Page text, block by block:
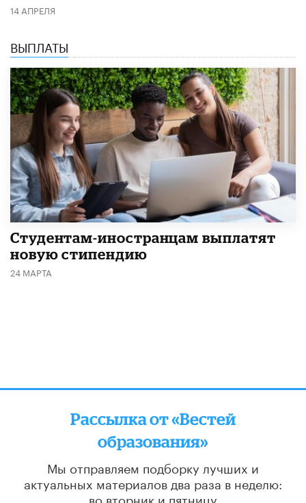
14 АПРЕЛЯ
ВЫПЛАТЫ
Студентам-иностранцам выплатят
новую стипендию
24 МАРТА
Рассылка от «Вестей
образования»
Мы отправляем подборку лучших и
актуальных материалов два раза в неделю:
во вторник и пятницу